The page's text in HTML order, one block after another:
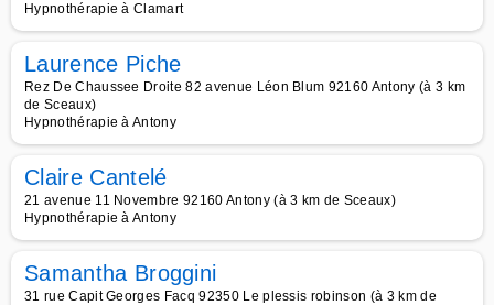
Hypnothérapie à Clamart
Laurence Piche
Rez De Chaussee Droite 82 avenue Léon Blum 92160 Antony (à 3 km
de Sceaux)
Hypnothérapie à Antony
Claire Cantelé
21 avenue 11 Novembre 92160 Antony (à 3 km de Sceaux)
Hypnothérapie à Antony
Samantha Broggini
31 rue Capit Georges Facq 92350 Le plessis robinson (à 3 km de